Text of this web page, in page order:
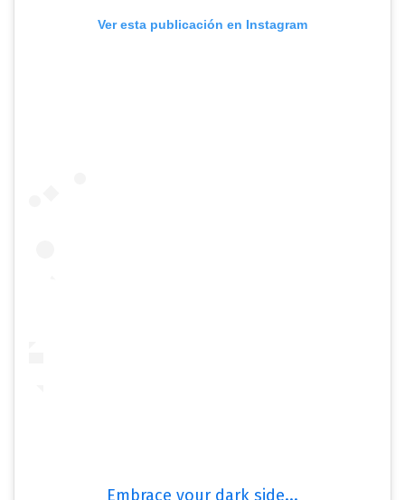
Ver esta publicación en Instagram
Embrace your dark side...